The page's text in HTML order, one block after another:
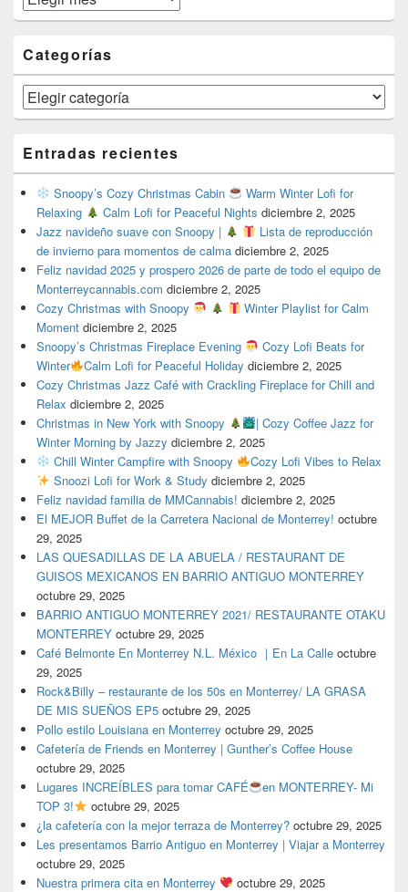
Categorías
Categorías
Entradas recientes
Snoopy’s Cozy Christmas Cabin
Warm Winter Lofi for
Relaxing
Calm Lofi for Peaceful Nights diciembre 2, 2025
Jazz navideño suave con Snoopy |
Lista de reproducción
de invierno para momentos de calma diciembre 2, 2025
Feliz navidad 2025 y prospero 2026 de parte de todo el equipo de
Monterreycannabis.com diciembre 2, 2025
Cozy Christmas with Snoopy
Winter Playlist for Calm
Moment diciembre 2, 2025
Snoopy’s Christmas Fireplace Evening
Cozy Lofi Beats for
Winter
Calm Lofi for Peaceful Holiday diciembre 2, 2025
Cozy Christmas Jazz Café with Crackling Fireplace for Chill and
Relax diciembre 2, 2025
Christmas in New York with Snoopy
| Cozy Coffee Jazz for
Winter Morning by Jazzy diciembre 2, 2025
Chill Winter Campfire with Snoopy
Cozy Lofi Vibes to Relax
Snoozi Lofi for Work & Study diciembre 2, 2025
Feliz navidad familia de MMCannabis! diciembre 2, 2025
El MEJOR Buffet de la Carretera Nacional de Monterrey! octubre
29, 2025
LAS QUESADILLAS DE LA ABUELA / RESTAURANT DE
GUISOS MEXICANOS EN BARRIO ANTIGUO MONTERREY
octubre 29, 2025
BARRIO ANTIGUO MONTERREY 2021/ RESTAURANTE OTAKU
MONTERREY octubre 29, 2025
Café Belmonte En Monterrey N.L. México ｜En La Calle octubre
29, 2025
Rock&Billy – restaurante de los 50s en Monterrey/ LA GRASA
DE MIS SUEÑOS EP5 octubre 29, 2025
Pollo estilo Louisiana en Monterrey octubre 29, 2025
Cafetería de Friends en Monterrey | Gunther’s Coffee House
octubre 29, 2025
Lugares INCREÍBLES para tomar CAFÉ
en MONTERREY- Mi
TOP 3!
octubre 29, 2025
¿la cafetería con la mejor terraza de Monterrey? octubre 29, 2025
Les presentamos Barrio Antiguo en Monterrey | Viajar a Monterrey
octubre 29, 2025
Nuestra primera cita en Monterrey
octubre 29, 2025